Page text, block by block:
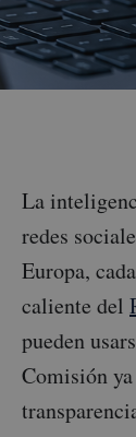
La
redes
Europa,
caliente del
pueden
Comisión